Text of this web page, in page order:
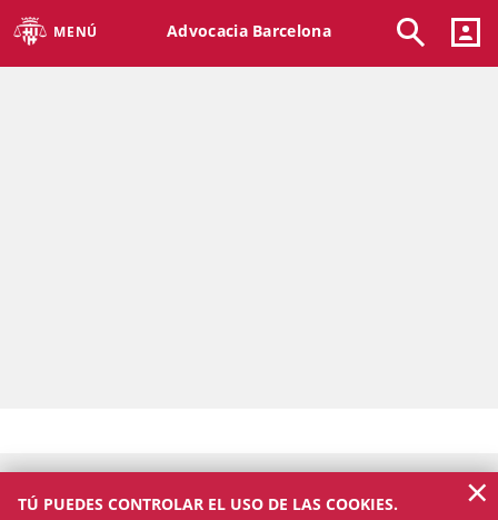
MENÚ Advocacia Barcelona
TÚ PUEDES CONTROLAR EL USO DE LAS COOKIES.
×